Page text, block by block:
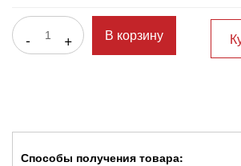
- + В корзину
Способы получения товара: